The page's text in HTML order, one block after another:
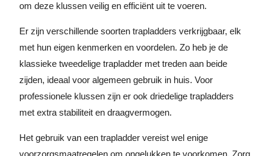
om deze klussen veilig en efficiënt uit te voeren.
Er zijn verschillende soorten trapladders verkrijgbaar, elk
met hun eigen kenmerken en voordelen. Zo heb je de
klassieke tweedelige trapladder met treden aan beide
zijden, ideaal voor algemeen gebruik in huis. Voor
professionele klussen zijn er ook driedelige trapladders
met extra stabiliteit en draagvermogen.
Het gebruik van een trapladder vereist wel enige
voorzorgsmaatregelen om ongelukken te voorkomen. Zorg